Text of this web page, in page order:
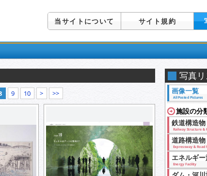
当サイトについて サイト規約
9 10 > >>
写真リ
画像一覧
All Posted Pictures
施設の分
鉄道構造
Railway Structure &
道路構造
Expressway & Road
エネルギ
Energy Facility